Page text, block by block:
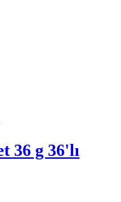
36 g 36'lı